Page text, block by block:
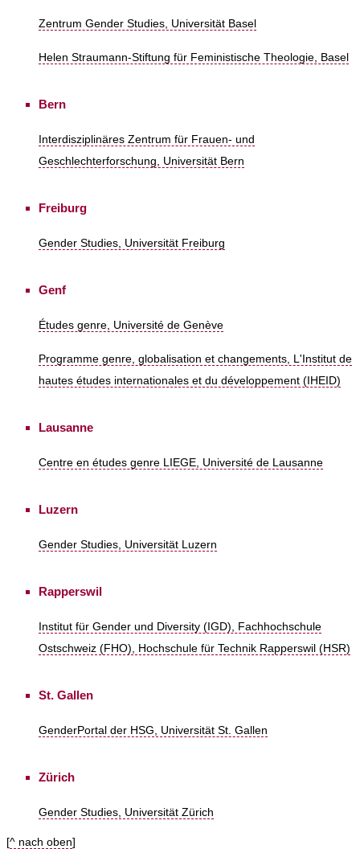
Zentrum Gender Studies, Universität Basel
Helen Straumann-Stiftung für Feministische Theologie, Basel
Bern
Interdisziplinäres Zentrum für Frauen- und
Geschlechterforschung, Universität Bern
Freiburg
Gender Studies, Universität Freiburg
Genf
Études genre, Université de Genève
Programme genre, globalisation et changements, L'Institut de
hautes études internationales et du développement (IHEID)
Lausanne
Centre en études genre LIEGE, Université de Lausanne
Luzern
Gender Studies, Universität Luzern
Rapperswil
Institut für Gender und Diversity (IGD), Fachhochschule
Ostschweiz (FHO), Hochschule für Technik Rapperswil (HSR)
St. Gallen
GenderPortal der HSG, Universität St. Gallen
Zürich
Gender Studies, Universität Zürich
[^ nach oben]